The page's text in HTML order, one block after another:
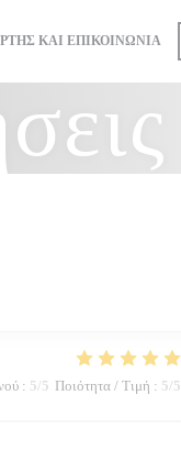
ΚΑΙ ΕΠΙΚΟΙΝΩΝΊΑ
: 5/5 Ποιότητα / Τιμή : 5/5